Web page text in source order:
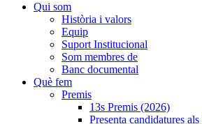
Qui som
Història i valors
Equip
Suport Institucional
Som membres de
Banc documental
Què fem
Premis
13s Premis (2026)
Presenta candidatures